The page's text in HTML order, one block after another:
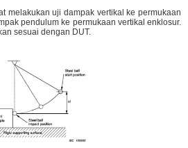
melakukan uji dampak vertikal ke permukaan
pendulum ke permukaan vertikal enklosur.
sesuai dengan DUT.